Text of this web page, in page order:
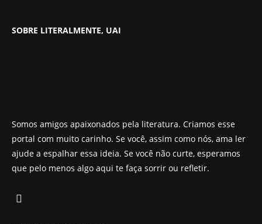
SOBRE LITERALMENTE, UAI
Somos amigos apaixonados pela literatura. Criamos esse
portal com muito carinho. Se você, assim como nós, ama ler
ajude a espalhar essa ideia. Se você não curte, esperamos
que pelo menos algo aqui te faça sorrir ou refletir.